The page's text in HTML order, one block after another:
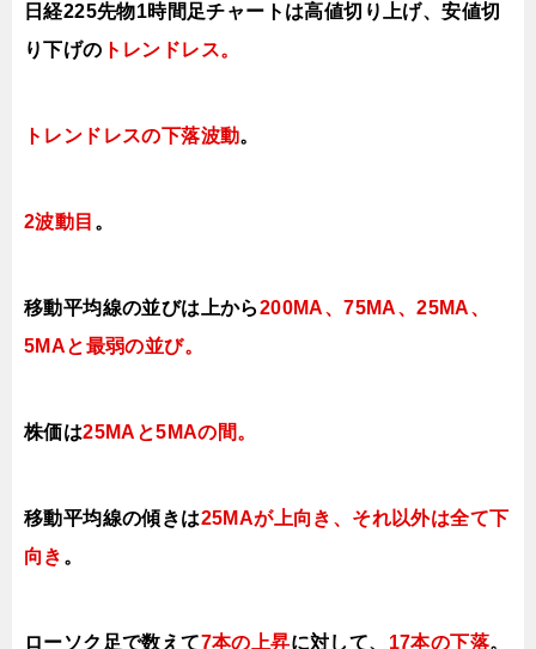
日経225先物1時間足チャートは高値切り上げ、安値切
り下げの トレンドレス。
トレンドレスの下落波動。
2波動目 。
移動平均線の並びは上から200MA、75MA、25MA、
5MAと最弱の並び。
株価は25MAと5MAの間。
移動平均線の傾きは25MAが上向き、それ以外は全て下
向き 。
ローソク足で数えて7本の上昇に対して、 17本の下落。